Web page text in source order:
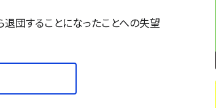
退団することになったことへの失望